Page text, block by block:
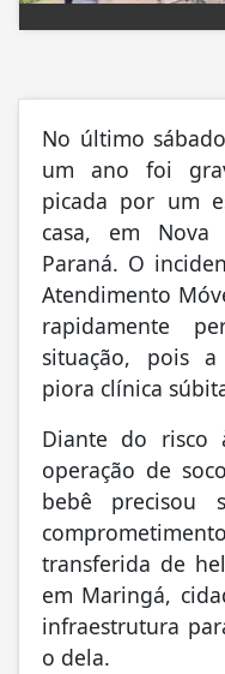
No último
um ano foi
picada por um
casa, em
Paraná. O
Atendimento
rapidamente
situação, pois
piora clínica
Diante do risco
operação de
bebê precisou
transferida de
em Maringá,
infraestrutura
o dela.